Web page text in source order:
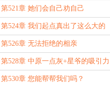
第521章 她们会自己劝自己
第524章 我们起点真出了这么大的
bug？
第526章 无法拒绝的相亲
第528章 中原一点灰+星爷的吸引力
第530章 您能帮帮我们吗？